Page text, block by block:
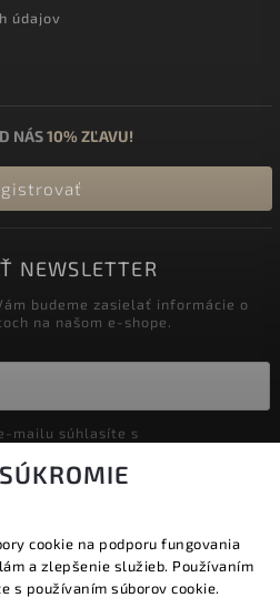
cookie na podporu fungovania
a zlepšenie služieb. Používaním
s používaním súborov cookie.
údajov
NÁS10% ZĽAVU!
NEWSLETTER
budeme zasielať informácie o
na našom e-shope.
. Všetky práva vyhradené.